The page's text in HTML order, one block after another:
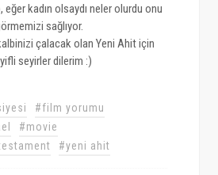
kadın olsaydı neler olurdu onu
sağlıyor.
çalacak olan Yeni Ahit için
seyirler dilerim :)
#film yorumu
#movie
#yeni ahit